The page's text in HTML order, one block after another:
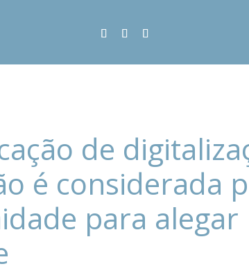
de
é considerada
para alegar